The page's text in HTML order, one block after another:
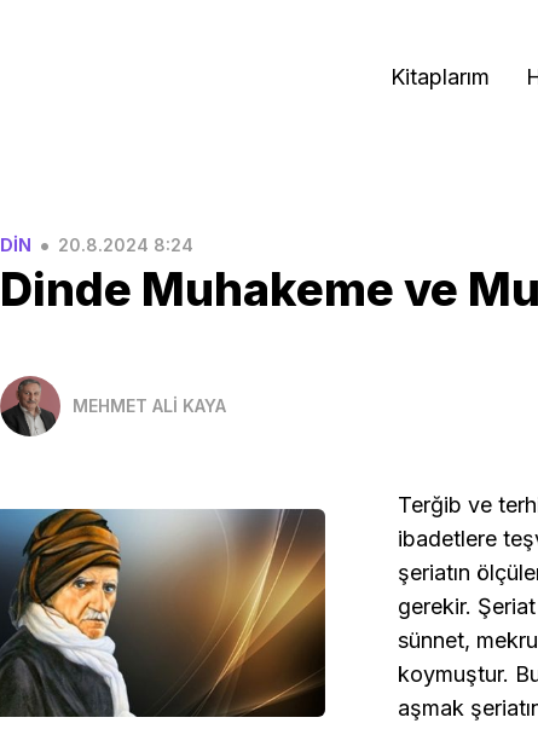
Kitaplarım
DİN • 20.8.2024 8:24
Dinde Muhakeme ve
MEHMET ALİ KAYA
Terğib ve
ibadetlere
şeriatın
gerekir.
sünnet,
koymuştur.
aşmak